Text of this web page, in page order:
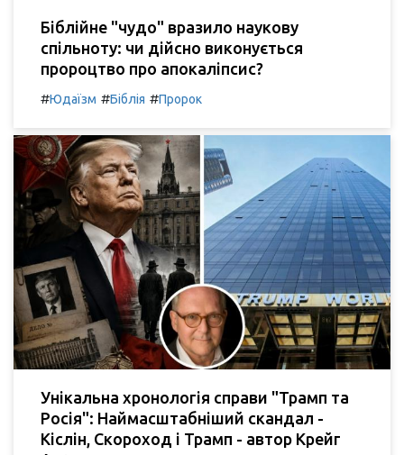
Біблійне "чудо" вразило наукову
спільноту: чи дійсно виконується
пророцтво про апокаліпсис?
#Юдаїзм #Біблія #Пророк
Унікальна хронологія справи "Трамп та
Росія": Наймасштабніший скандал -
Кіслін, Скороход і Трамп - автор Крейг